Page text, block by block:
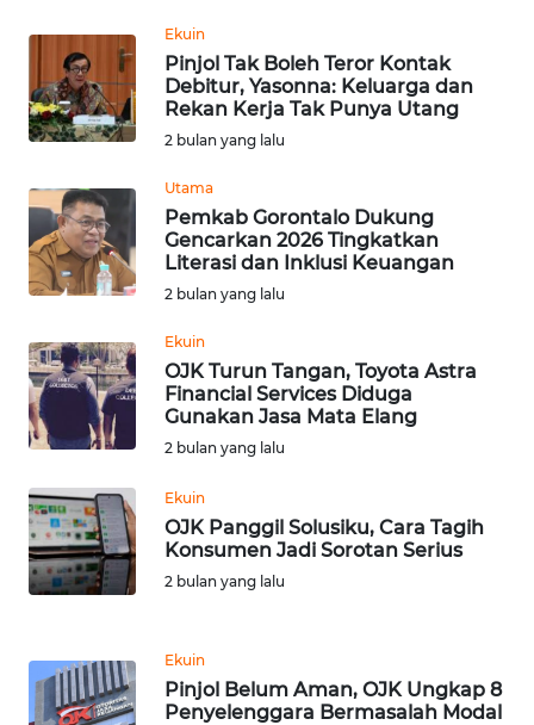
Ekuin
Pinjol Tak Boleh Teror Kontak
Debitur, Yasonna: Keluarga dan
Rekan Kerja Tak Punya Utang
2 bulan yang lalu
Utama
Pemkab Gorontalo Dukung
Gencarkan 2026 Tingkatkan
Literasi dan Inklusi Keuangan
2 bulan yang lalu
Ekuin
OJK Turun Tangan, Toyota Astra
Financial Services Diduga
Gunakan Jasa Mata Elang
2 bulan yang lalu
Ekuin
OJK Panggil Solusiku, Cara Tagih
Konsumen Jadi Sorotan Serius
2 bulan yang lalu
Ekuin
Pinjol Belum Aman, OJK Ungkap 8
Penyelenggara Bermasalah Modal
KALTARA
WN
WN
KALTIM
WN
GORONTALO
WN
SULUT
WN
MALUKU
WN
MALUT